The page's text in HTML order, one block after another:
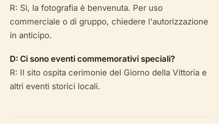
R: Sì, la fotografia è benvenuta. Per uso
commerciale o di gruppo, chiedere l'autorizzazione
in anticipo.
D: Ci sono eventi commemorativi speciali?
R: Il sito ospita cerimonie del Giorno della Vittoria e
altri eventi storici locali.